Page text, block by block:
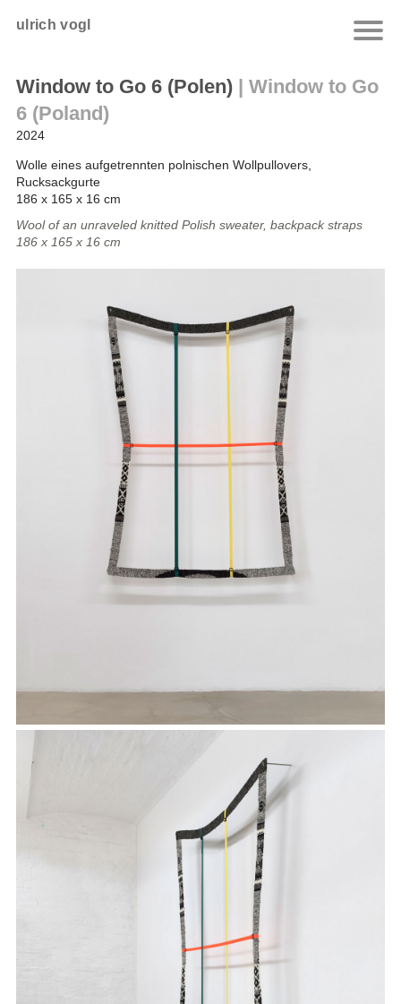
ulrich vogl
Window to Go 6 (Polen) | Window to Go
6 (Poland)
2024
Wolle eines aufgetrennten polnischen Wollpullovers,
Rucksackgurte
186 x 165 x 16 cm
Wool of an unraveled knitted Polish sweater, backpack straps
186 x 165 x 16 cm